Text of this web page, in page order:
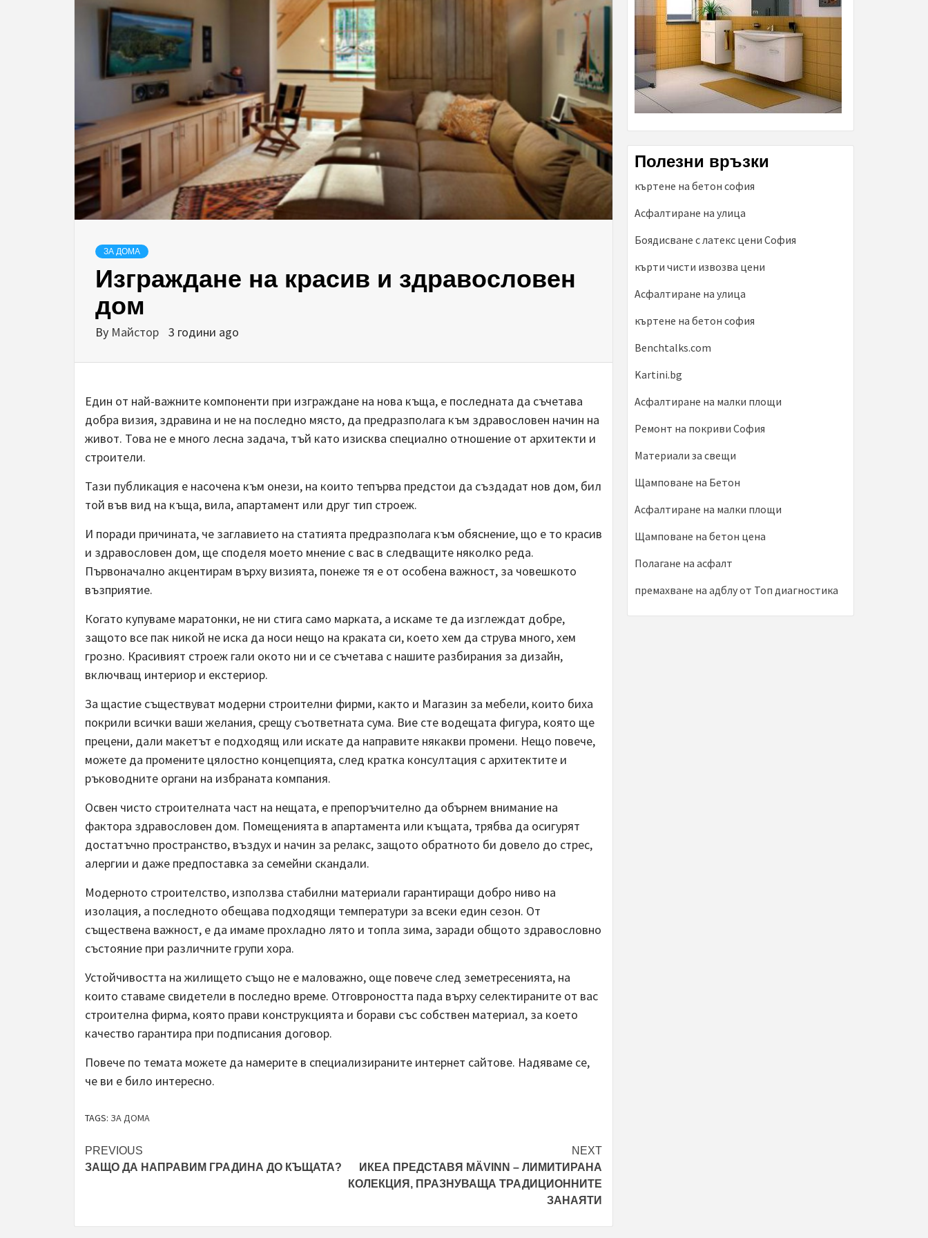
ЗА ДОМА
Изграждане на красив и здравословен
дом
By Майстор 3 години ago
Един от най-важните компоненти при изграждане на нова къща, е последната да съчетава
добра визия, здравина и не на последно място, да предразполага към здравословен начин на
живот. Това не е много лесна задача, тъй като изисква специално отношение от архитекти и
строители.
Тази публикация е насочена към онези, на които тепърва предстои да създадат нов дом, бил
той във вид на къща, вила, апартамент или друг тип строеж.
И поради причината, че заглавието на статията предразполага към обяснение, що е то красив
и здравословен дом, ще споделя моето мнение с вас в следващите няколко реда.
Първоначално акцентирам върху визията, понеже тя е от особена важност, за човешкото
възприятие.
Когато купуваме маратонки, не ни стига само марката, а искаме те да изглеждат добре,
защото все пак никой не иска да носи нещо на краката си, което хем да струва много, хем
грозно. Красивият строеж гали окото ни и се съчетава с нашите разбирания за дизайн,
включващ интериор и екстериор.
За щастие съществуват модерни строителни фирми, както и Магазин за мебели, които биха
покрили всички ваши желания, срещу съответната сума. Вие сте водещата фигура, която ще
прецени, дали макетът е подходящ или искате да направите някакви промени. Нещо повече,
можете да промените цялостно концепцията, след кратка консултация с архитектите и
ръководните органи на избраната компания.
Освен чисто строителната част на нещата, е препоръчително да обърнем внимание на
фактора здравословен дом. Помещенията в апартамента или къщата, трябва да осигурят
достатъчно пространство, въздух и начин за релакс, защото обратното би довело до стрес,
алергии и даже предпоставка за семейни скандали.
Модерното строителство, използва стабилни материали гарантиращи добро ниво на
изолация, а последното обещава подходящи температури за всеки един сезон. От
съществена важност, е да имаме прохладно лято и топла зима, заради общото здравословно
състояние при различните групи хора.
Устойчивостта на жилището също не е маловажно, още повече след земетресенията, на
които ставаме свидетели в последно време. Отговроността пада върху селектираните от вас
строителна фирма, която прави конструкцията и борави със собствен материал, за което
качество гарантира при подписания договор.
Повече по темата можете да намерите в специализираните интернет сайтове. Надяваме се,
че ви е било интересно.
TAGS: ЗА ДОМА
Post
navigation
PREVIOUS
ЗАЩО ДА НАПРАВИМ ГРАДИНА ДО КЪЩАТА?
NEXT
ИКЕА ПРЕДСТАВЯ MÄVINN – ЛИМИТИРАНА
КОЛЕКЦИЯ, ПРАЗНУВАЩА ТРАДИЦИОННИТЕ
ЗАНАЯТИ
Полезни връзки
къртене на бетон софия
Асфалтиране на улица
Боядисване с латекс цени София
кърти чисти извозва цени
Асфалтиране на улица
къртене на бетон софия
Benchtalks.com
Kartini.bg
Асфалтиране на малки площи
Ремонт на покриви София
Материали за свещи
Щамповане на Бетон
Асфалтиране на малки площи
Щамповане на бетон цена
Полагане на асфалт
премахване на адблу от Топ диагностика